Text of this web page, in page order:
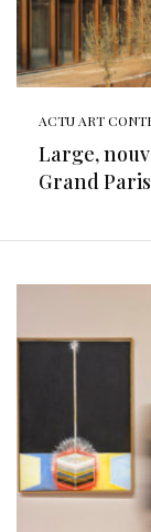
ACTU ART
Large,
Grand Paris